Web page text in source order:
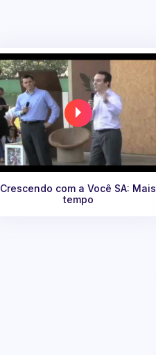
Crescendo com a Você SA: Mais
tempo